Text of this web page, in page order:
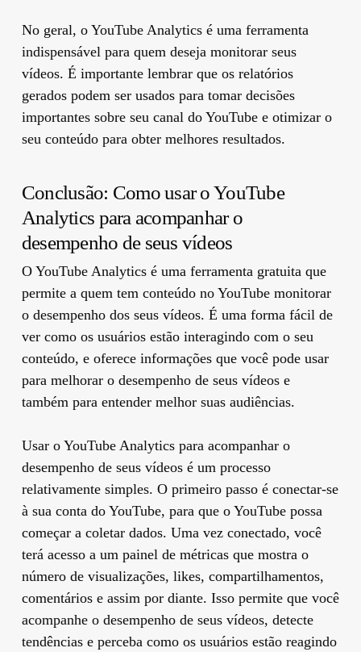
No geral, o YouTube Analytics é uma ferramenta
indispensável para quem deseja monitorar seus
vídeos. É importante lembrar que os relatórios
gerados podem ser usados ​​para tomar decisões
importantes sobre seu canal do YouTube e otimizar o
seu conteúdo para obter melhores resultados.
Conclusão: Como usar o YouTube
Analytics para acompanhar o
desempenho de seus vídeos
O YouTube Analytics é uma ferramenta gratuita que
permite a quem tem conteúdo no YouTube monitorar
o desempenho dos seus vídeos. É uma forma fácil de
ver como os usuários estão interagindo com o seu
conteúdo, e oferece informações que você pode usar
para melhorar o desempenho de seus vídeos e
também para entender melhor suas audiências.
Usar o YouTube Analytics para acompanhar o
desempenho de seus vídeos é um processo
relativamente simples. O primeiro passo é conectar-se
à sua conta do YouTube, para que o YouTube possa
começar a coletar dados. Uma vez conectado, você
terá acesso a um painel de métricas que mostra o
número de visualizações, likes, compartilhamentos,
comentários e assim por diante. Isso permite que você
acompanhe o desempenho de seus vídeos, detecte
tendências e perceba como os usuários estão reagindo